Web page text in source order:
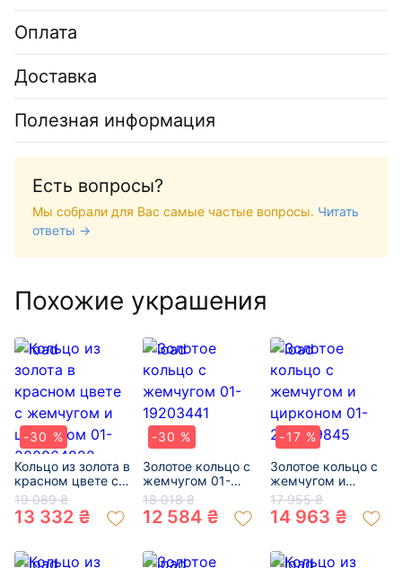
Оплата
Доставка
Полезная информация
Есть вопросы?
Мы собрали для Вас самые частые вопросы. Читать
ответы →
Похожие украшения
-30 %
Кольцо из золота в
красном цвете с
жемчугом и
цирконом 01-
200064822
19 089 ₴
13 332 ₴
-30 %
Золотое кольцо с
жемчугом 01-
19203441
18 018 ₴
12 584 ₴
-17 %
Золотое кольцо с
жемчугом и
цирконом 01-
200799845
17 955 ₴
14 963 ₴